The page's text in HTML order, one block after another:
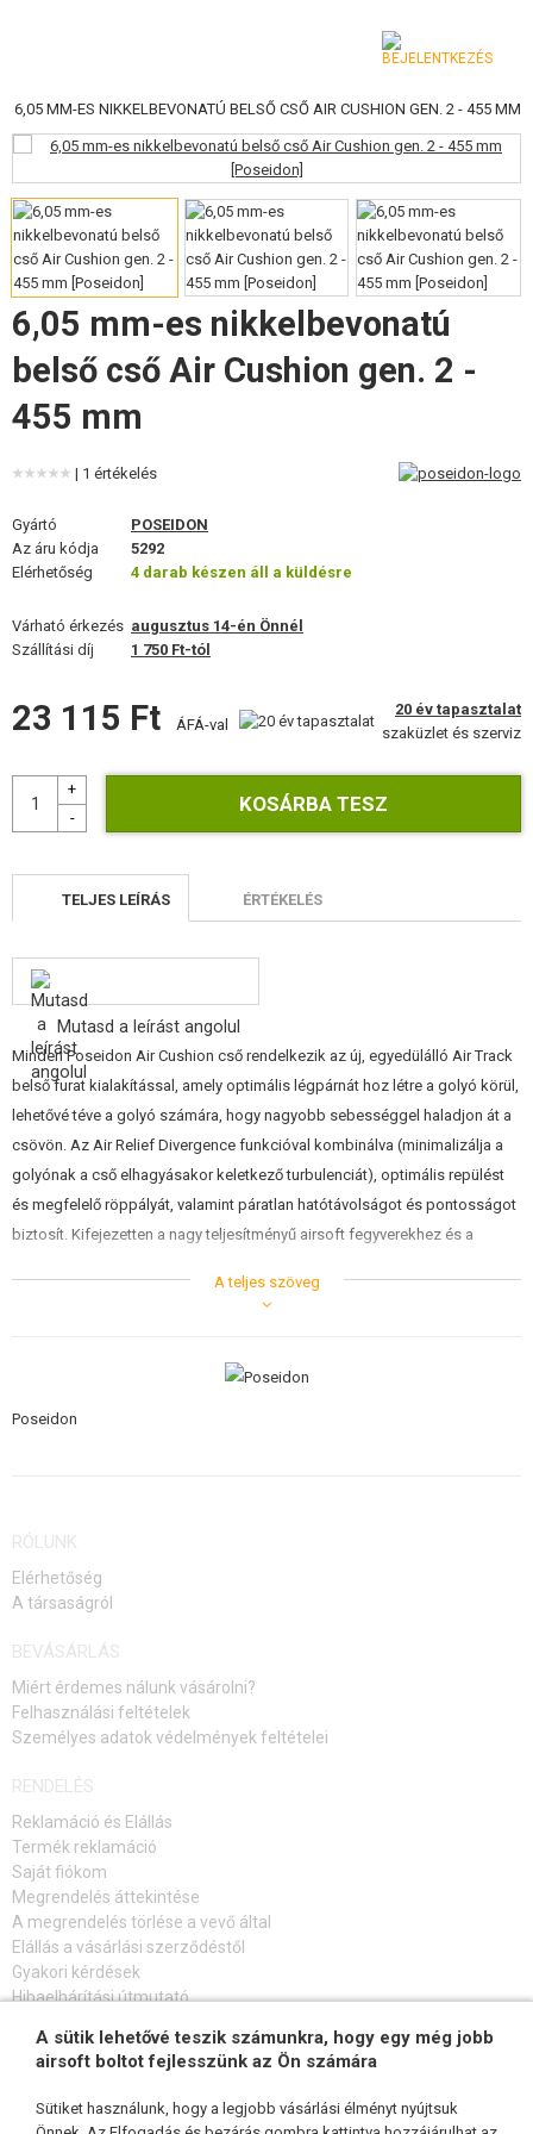
KATEGÓRIA
LÉGFEGYVEREK, CSÚZLIK
GRÁNÁTVETŐK, GRÁNÁTOK
LÖVEDÉK, GÁZ
AKKUMULÁTOROK, TÖLTŐK
FELSZERELÉS, EGYENRUHA, TOKOK
RÁDIÓS, FEJHALLGATÓ, KAMERÁK
KIEGÉSZÍTŐK, HORDSZÍJAK
FEGYVER JAVÍTÁS ÉS KARBANTARTÁS
OUTDOOR, BUSHCRAFT
ÉLELMISZER
ÉPÍTŐKÉSZLETEK, MODELLEK
REKLÁM TÁRGYAK
SÉRÜLT, HASZNÁLT ÁRUK
6,05 MM-ES NIKKELBEVONATÚ BELSŐ CSŐ AIR CUSHION GEN. 2 - 455 MM
6,05 mm-es nikkelbevonatú
belső cső Air Cushion gen. 2 -
455 mm
| 1 értékelés
Gyártó
POSEIDON
Az áru kódja
5292
Elérhetőség
4 darab készen áll a küldésre
Várható érkezés augusztus 14-én Önnél
Szállítási díj
1 750 Ft-tól
23 115 Ft ÁFÁ-val
20 év tapasztalat
szaküzlet és szerviz
TELJES LEÍRÁS ÉRTÉKELÉS
Mutasd a leírást angolul
Minden Poseidon Air Cushion cső rendelkezik az új, egyedülálló Air Track
belső furat kialakítással, amely optimális légpárnát hoz létre a golyó körül,
lehetővé téve a golyó számára, hogy nagyobb sebességgel haladjon át a
csövön. Az Air Relief Divergence funkcióval kombinálva (minimalizálja a
golyónak a cső elhagyásakor keletkező turbulenciát), optimális repülést
és megfelelő röppályát, valamint páratlan hatótávolságot és pontosságot
biztosít. Kifejezetten a nagy teljesítményű airsoft fegyverekhez és a
helyettesítették. A csőnek így dupla belső átmérője van - 6,05 mm a
Kompatibilis a klasszikus AEG elektromos fegyverekkel
Nagy teljesítményű airsoft fegyverekhez tervezték
Az Air Relief Divergence technológia minimalizálja a légörvényeket,
amikor a BB elhagyja a csövet
Szabadalmaztatott Air Cushion technológia és dupla belső átmérő a
CNC-gépeken réz-mangán ötvözetből gyártják
A cső nikkelezett a lehető legnagyobb keménység és felületi simaság
érdekében
A teljes szöveg
Poseidon
RÓLUNK
Elérhetőség
A társaságról
BEVÁSÁRLÁS
Miért érdemes nálunk vásárolni?
Felhasználási feltételek
Személyes adatok védelmények feltételei
RENDELÉS
Reklamáció és Elállás
Termék reklamáció
Saját fiókom
Megrendelés áttekintése
A megrendelés törlése a vevő által
Elállás a vásárlási szerződéstől
Gyakori kérdések
Hibaelhárítási útmutató
FELIRATKOZÁS HÍRLEVÉLRE
A sütik lehetővé teszik számunkra, hogy egy még jobb
airsoft boltot fejlesszünk az Ön számára
Sütiket használunk, hogy a legjobb vásárlási élményt nyújtsuk